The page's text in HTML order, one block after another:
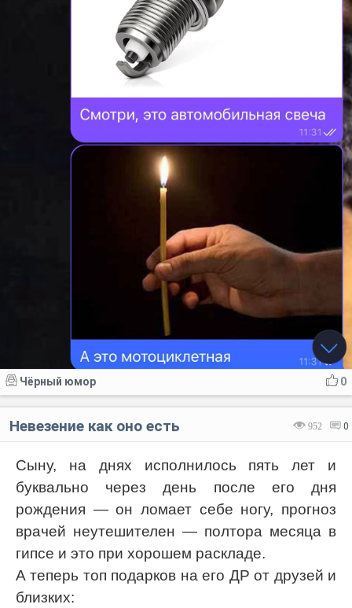
0
Чёрный юмор
952 0
Невезение как оно есть
Сыну, на днях исполнилось пять лет и
буквально через день после его дня
рождения — он ломает себе ногу, прогноз
врачей неутешителен — полтора месяца в
гипсе и это при хорошем раскладе.
А теперь топ подарков на его ДР от друзей и
близких: